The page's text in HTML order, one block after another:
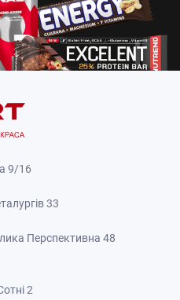
9/16
33
Перспективна 48
2